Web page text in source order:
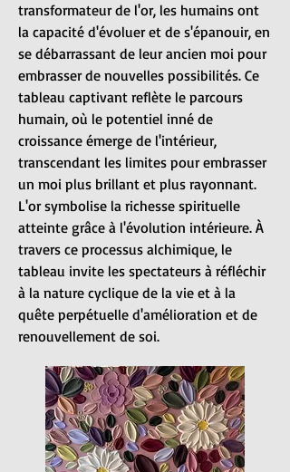
transformateur de l'or, les humains ont
la capacité d'évoluer et de s'épanouir, en
se débarrassant de leur ancien moi pour
embrasser de nouvelles possibilités. Ce
tableau captivant reflète le parcours
humain, où le potentiel inné de
croissance émerge de l'intérieur,
transcendant les limites pour embrasser
un moi plus brillant et plus rayonnant.
L'or symbolise la richesse spirituelle
atteinte grâce à l'évolution intérieure. À
travers ce processus alchimique, le
tableau invite les spectateurs à réfléchir
à la nature cyclique de la vie et à la
quête perpétuelle d'amélioration et de
renouvellement de soi.